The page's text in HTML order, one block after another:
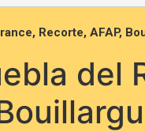
Recorte, AFAP,
del